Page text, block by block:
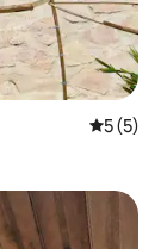
5 de
5 (5)